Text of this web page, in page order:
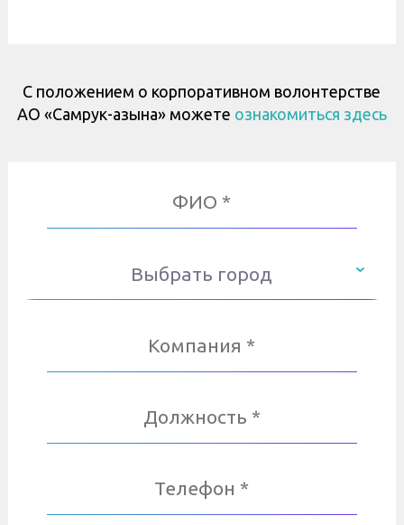
С положением о корпоративном волонтерстве
АО «Самрук-Қазына» можете ознакомиться здесь
Выбрать город